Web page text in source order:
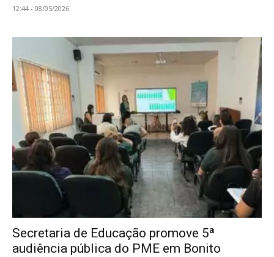
12:44 - 08/05/2026
Secretaria de Educação promove 5ª
audiência pública do PME em Bonito